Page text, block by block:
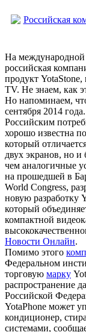
На международной
российская
продукт
TV. Не знаем, как
Но напоминаем,
сентября 2014
Российским
хорошо известна
который
двух экранов, но и
чем аналогичные
на прошедшей в
World Congress,
новую разработку
который
компактной
Новости Онлайн.
Помимо этого
Федеральном
торговую марку
распространение
Российской
YotaPhone может
кондиционер,
системами,